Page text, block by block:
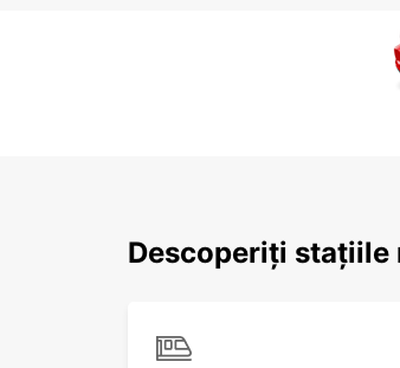
Descoperiți stațiile